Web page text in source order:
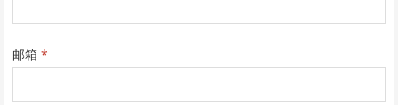
邮箱*